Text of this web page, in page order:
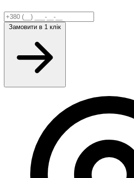
Замовити в 1 клік